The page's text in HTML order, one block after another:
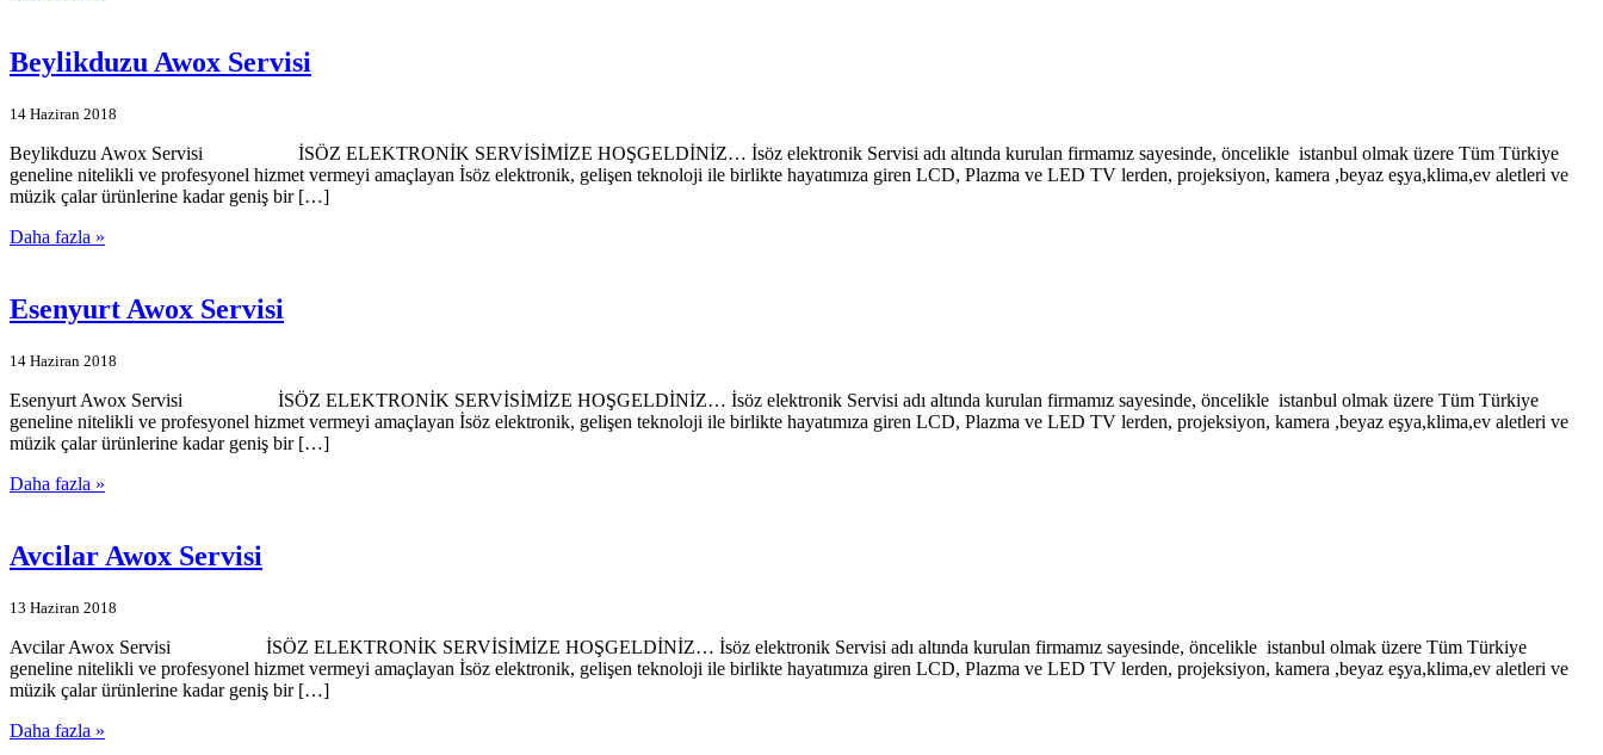
Beylikduzu Awox Servisi
14 Haziran 2018
Beylikduzu Awox Servisi İSÖZ ELEKTRONİK SERVİSİMİZE HOŞGELDİNİZ… İsöz elektronik Servisi adı altında kurulan firmamız sayesinde, öncelikle istanbul olmak üzere Tüm Türkiye
geneline nitelikli ve profesyonel hizmet vermeyi amaçlayan İsöz elektronik, gelişen teknoloji ile birlikte hayatımıza giren LCD, Plazma ve LED TV lerden, projeksiyon, kamera ,beyaz eşya,klima,ev aletleri ve
müzik çalar ürünlerine kadar geniş bir […]
Daha fazla »
Esenyurt Awox Servisi
14 Haziran 2018
Esenyurt Awox Servisi İSÖZ ELEKTRONİK SERVİSİMİZE HOŞGELDİNİZ… İsöz elektronik Servisi adı altında kurulan firmamız sayesinde, öncelikle istanbul olmak üzere Tüm Türkiye
geneline nitelikli ve profesyonel hizmet vermeyi amaçlayan İsöz elektronik, gelişen teknoloji ile birlikte hayatımıza giren LCD, Plazma ve LED TV lerden, projeksiyon, kamera ,beyaz eşya,klima,ev aletleri ve
müzik çalar ürünlerine kadar geniş bir […]
Daha fazla »
Avcilar Awox Servisi
13 Haziran 2018
Avcilar Awox Servisi İSÖZ ELEKTRONİK SERVİSİMİZE HOŞGELDİNİZ… İsöz elektronik Servisi adı altında kurulan firmamız sayesinde, öncelikle istanbul olmak üzere Tüm Türkiye
geneline nitelikli ve profesyonel hizmet vermeyi amaçlayan İsöz elektronik, gelişen teknoloji ile birlikte hayatımıza giren LCD, Plazma ve LED TV lerden, projeksiyon, kamera ,beyaz eşya,klima,ev aletleri ve
müzik çalar ürünlerine kadar geniş bir […]
Daha fazla »